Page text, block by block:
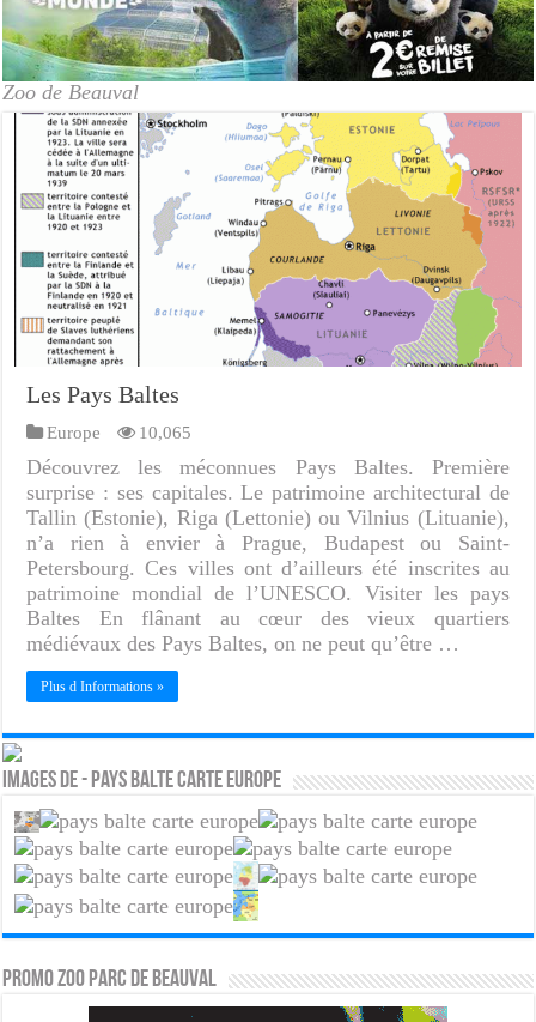
Zoo de Beauval
Les Pays Baltes
Europe 10,065
Découvrez les méconnues Pays Baltes. Première
surprise : ses capitales. Le patrimoine architectural de
Tallin (Estonie), Riga (Lettonie) ou Vilnius (Lituanie),
n’a rien à envier à Prague, Budapest ou Saint-
Petersbourg. Ces villes ont d’ailleurs été inscrites au
patrimoine mondial de l’UNESCO. Visiter les pays
Baltes En flânant au cœur des vieux quartiers
médiévaux des Pays Baltes, on ne peut qu’être …
Plus d Informations »
Images de - Pays balte carte europe
PROMO ZOO PARC DE BEAUVAL